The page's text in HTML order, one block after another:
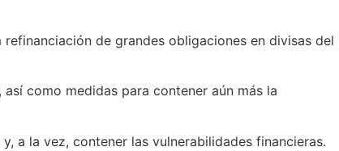
de grandes obligaciones en divisas del
como medidas para contener aún más la
a la vez, contener las vulnerabilidades financieras.